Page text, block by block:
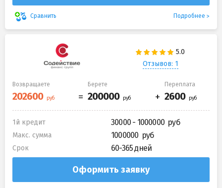
Сравнить Подробнее
Отзывов: 1
Возвращаете Берете Переплата
1й кредит 30000 - 1000000
Макс. сумма 1000000
Срок 60-365 дней
Оформить заявку